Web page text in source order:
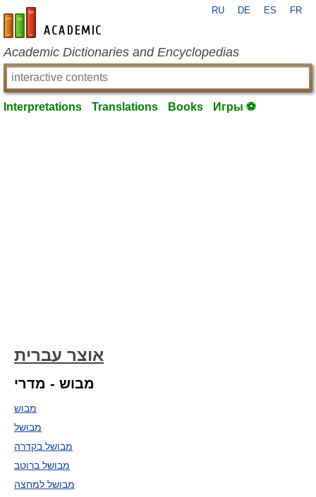
en-academic.com
RU DE ES FR
Academic Dictionaries and Encyclopedias
Interpretations Translations Books Игры ⚽
אוצר עברית
מבוש - מדרי
מבוש
מבושל
מבושל בקדרה
מבושל ברוטב
מבושל למחצה